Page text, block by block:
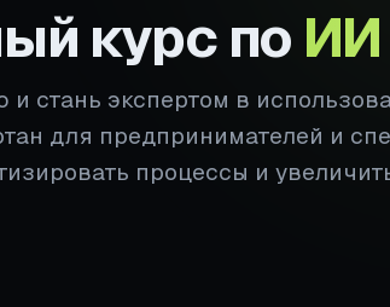
курс по ИИ
стань экспертом в
для предпринимателей и
процессы и